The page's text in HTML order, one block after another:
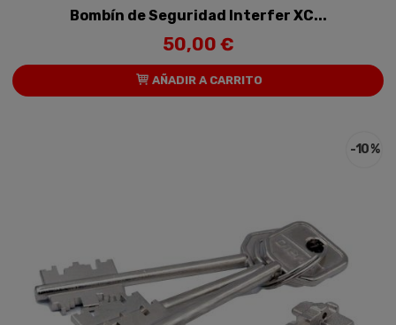
Bombín de Seguridad Interfer XC...
50,00 €
AÑADIR A CARRITO
-10 %